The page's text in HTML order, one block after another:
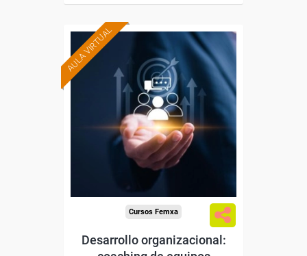
AULA VIRTUAL Formación 100%
subvencionada.
Para trabajadores y
autónomos de Madrid.
Para todos los sectores.
Cursos Femxa
Desarrollo organizacional: